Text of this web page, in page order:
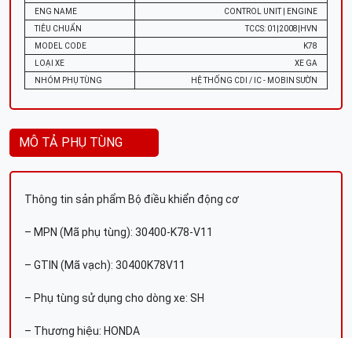
ENG NAME
CONTROL UNIT | ENGINE
TIÊU CHUẨN
TCCS: 01|2008|HVN
MODEL CODE
K78
LOẠI XE
XE GA
NHÓM PHỤ TÙNG
HỆ THỐNG CDI / IC - MOBIN SƯỜN
MÔ TẢ PHỤ TÙNG
Thông tin sản phẩm Bộ điều khiển động cơ
– MPN (Mã phụ tùng): 30400-K78-V11
– GTIN (Mã vạch): 30400K78V11
– Phụ tùng sử dụng cho dòng xe: SH
– Thương hiệu: HONDA